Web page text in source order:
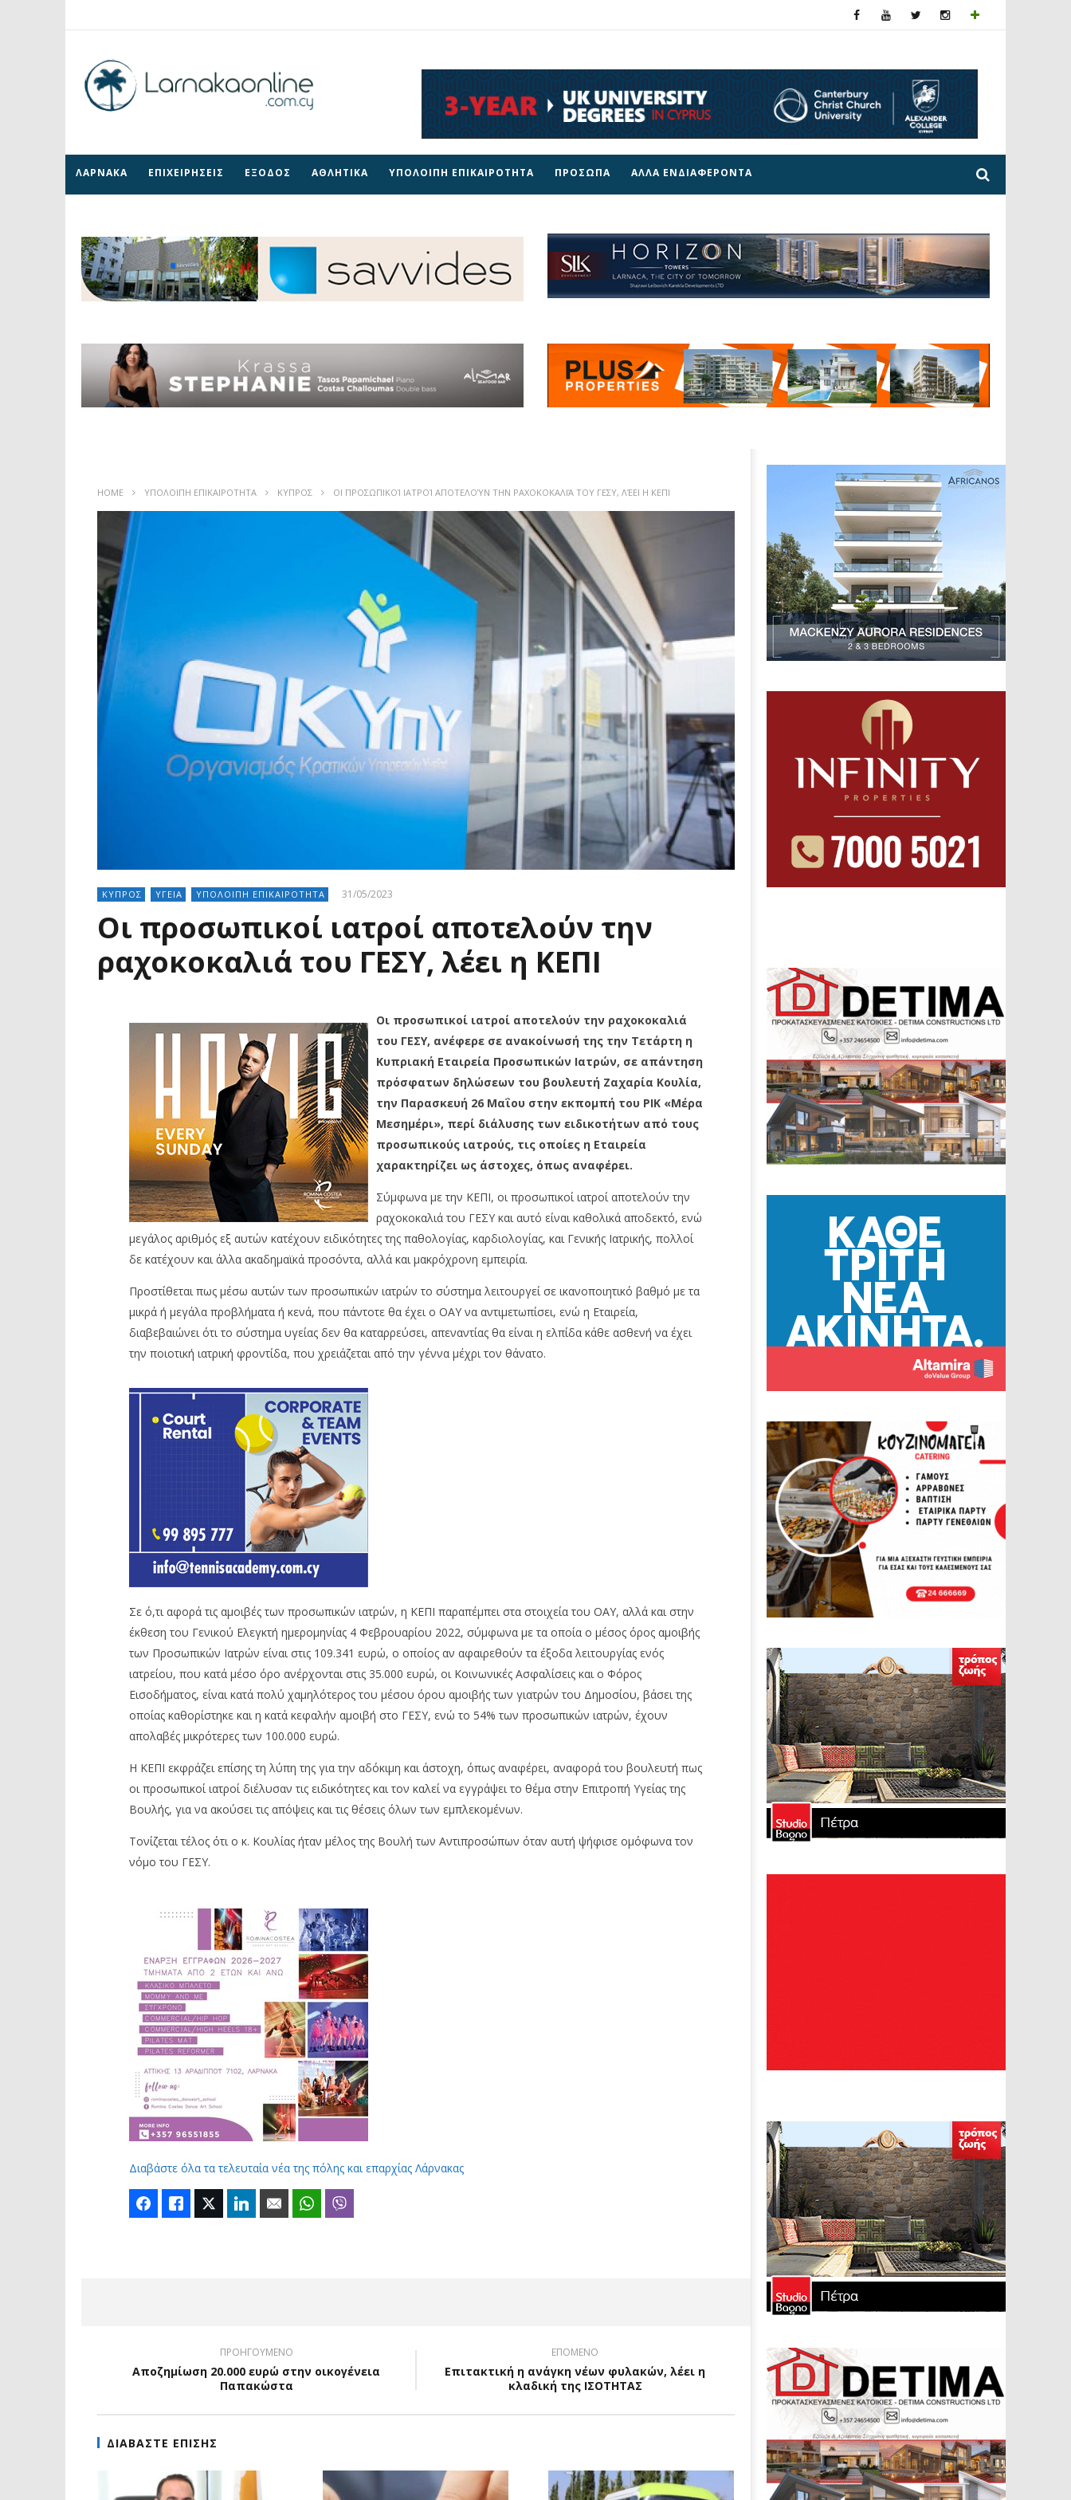
ΛΑΡΝΑΚΑ ΕΠΙΧΕΙΡΗΣΕΙΣ ΕΞΟΔΟΣ ΑΘΛΗΤΙΚΑ ΥΠΟΛΟΙΠΗ ΕΠΙΚΑΙΡΟΤΗΤΑ ΠΡΟΣΩΠΑ ΑΛΛΑ ΕΝΔΙΑΦΕΡΟΝΤΑ
HOME ΥΠΟΛΟΙΠΗ ΕΠΙΚΑΙΡΟΤΗΤΑ ΚΥΠΡΟΣ ΟΙ ΠΡΟΣΩΠΙΚΟΊ ΙΑΤΡΟΊ ΑΠΟΤΕΛΟΎΝ ΤΗΝ ΡΑΧΟΚΟΚΑΛΙΆ ΤΟΥ ΓΕΣΥ, ΛΈΕΙ Η ΚΕΠΙ
ΚΥΠΡΟΣ ΥΓΕΙΑ ΥΠΟΛΟΙΠΗ ΕΠΙΚΑΙΡΟΤΗΤΑ 31/05/2023
Οι προσωπικοί ιατροί αποτελούν την
ραχοκοκαλιά του ΓΕΣΥ, λέει η ΚΕΠΙ
Οι προσωπικοί ιατροί αποτελούν την ραχοκοκαλιά
του ΓΕΣΥ, ανέφερε σε ανακοίνωσή της την Τετάρτη η
Κυπριακή Εταιρεία Προσωπικών Ιατρών, σε απάντηση
πρόσφατων δηλώσεων του βουλευτή Ζαχαρία Κουλία,
την Παρασκευή 26 Μαΐου στην εκπομπή του ΡΙΚ «Μέρα
Μεσημέρι», περί διάλυσης των ειδικοτήτων από τους
προσωπικούς ιατρούς, τις οποίες η Εταιρεία
χαρακτηρίζει ως άστοχες, όπως αναφέρει.
Σύμφωνα με την ΚΕΠΙ, οι προσωπικοί ιατροί αποτελούν την
ραχοκοκαλιά του ΓΕΣΥ και αυτό είναι καθολικά αποδεκτό, ενώ
μεγάλος αριθμός εξ αυτών κατέχουν ειδικότητες της παθολογίας, καρδιολογίας, και Γενικής Ιατρικής, πολλοί
δε κατέχουν και άλλα ακαδημαϊκά προσόντα, αλλά και μακρόχρονη εμπειρία.
Προστίθεται πως μέσω αυτών των προσωπικών ιατρών το σύστημα λειτουργεί σε ικανοποιητικό βαθμό με τα
μικρά ή μεγάλα προβλήματα ή κενά, που πάντοτε θα έχει ο ΟΑΥ να αντιμετωπίσει, ενώ η Εταιρεία,
διαβεβαιώνει ότι το σύστημα υγείας δεν θα καταρρεύσει, απεναντίας θα είναι η ελπίδα κάθε ασθενή να έχει
την ποιοτική ιατρική φροντίδα, που χρειάζεται από την γέννα μέχρι τον θάνατο.
Σε ό,τι αφορά τις αμοιβές των προσωπικών ιατρών, η ΚΕΠΙ παραπέμπει στα στοιχεία του ΟΑΥ, αλλά και στην
έκθεση του Γενικού Ελεγκτή ημερομηνίας 4 Φεβρουαρίου 2022, σύμφωνα με τα οποία ο μέσος όρος αμοιβής
των Προσωπικών Ιατρών είναι στις 109.341 ευρώ, ο οποίος αν αφαιρεθούν τα έξοδα λειτουργίας ενός
ιατρείου, που κατά μέσο όρο ανέρχονται στις 35.000 ευρώ, οι Κοινωνικές Ασφαλίσεις και ο Φόρος
Εισοδήματος, είναι κατά πολύ χαμηλότερος του μέσου όρου αμοιβής των γιατρών του Δημοσίου, βάσει της
οποίας καθορίστηκε και η κατά κεφαλήν αμοιβή στο ΓΕΣΥ, ενώ το 54% των προσωπικών ιατρών, έχουν
απολαβές μικρότερες των 100.000 ευρώ.
Η ΚΕΠΙ εκφράζει επίσης τη λύπη της για την αδόκιμη και άστοχη, όπως αναφέρει, αναφορά του βουλευτή πως
οι προσωπικοί ιατροί διέλυσαν τις ειδικότητες και τον καλεί να εγγράψει το θέμα στην Επιτροπή Υγείας της
Βουλής, για να ακούσει τις απόψεις και τις θέσεις όλων των εμπλεκομένων.
Τονίζεται τέλος ότι ο κ. Κουλίας ήταν μέλος της Βουλή των Αντιπροσώπων όταν αυτή ψήφισε ομόφωνα τον
νόμο του ΓΕΣΥ.
Διαβάστε όλα τα τελευταία νέα της πόλης και επαρχίας Λάρνακας
FacebookLike Twitter LinkedIn Email WhatsApp
ΠΡΟΗΓΟΥΜΕΝΟ
Αποζημίωση 20.000 ευρώ στην οικογένεια
Παπακώστα
ΕΠΟΜΕΝΟ
Επιτακτική η ανάγκη νέων φυλακών, λέει η
κλαδική της ΙΣΟΤΗΤΑΣ
ΔΙΑΒΑΣΤΕ ΕΠΙΣΗΣ